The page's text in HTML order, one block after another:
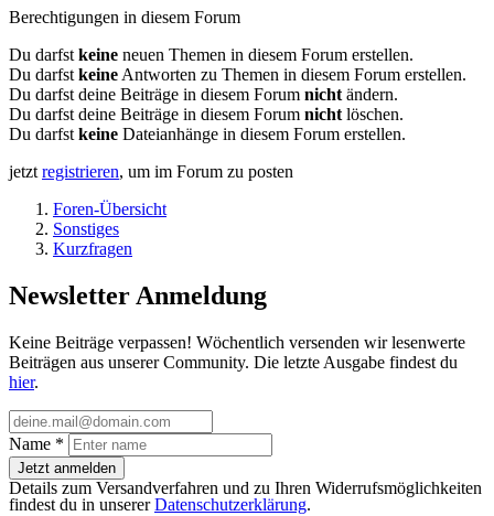
Berechtigungen in diesem Forum
Du darfst keine neuen Themen in diesem Forum erstellen.
Du darfst keine Antworten zu Themen in diesem Forum erstellen.
Du darfst deine Beiträge in diesem Forum nicht ändern.
Du darfst deine Beiträge in diesem Forum nicht löschen.
Du darfst keine Dateianhänge in diesem Forum erstellen.
jetzt registrieren, um im Forum zu posten
Foren-Übersicht
Sonstiges
Kurzfragen
Newsletter Anmeldung
Keine Beiträge verpassen! Wöchentlich versenden wir lesenwerte
Beiträgen aus unserer Community. Die letzte Ausgabe findest du
hier.
Name *
Jetzt anmelden
Details zum Versandverfahren und zu Ihren Widerrufsmöglichkeiten
findest du in unsererDatenschutzerklärung.